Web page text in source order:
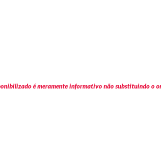
é meramente informativo não substituindo o